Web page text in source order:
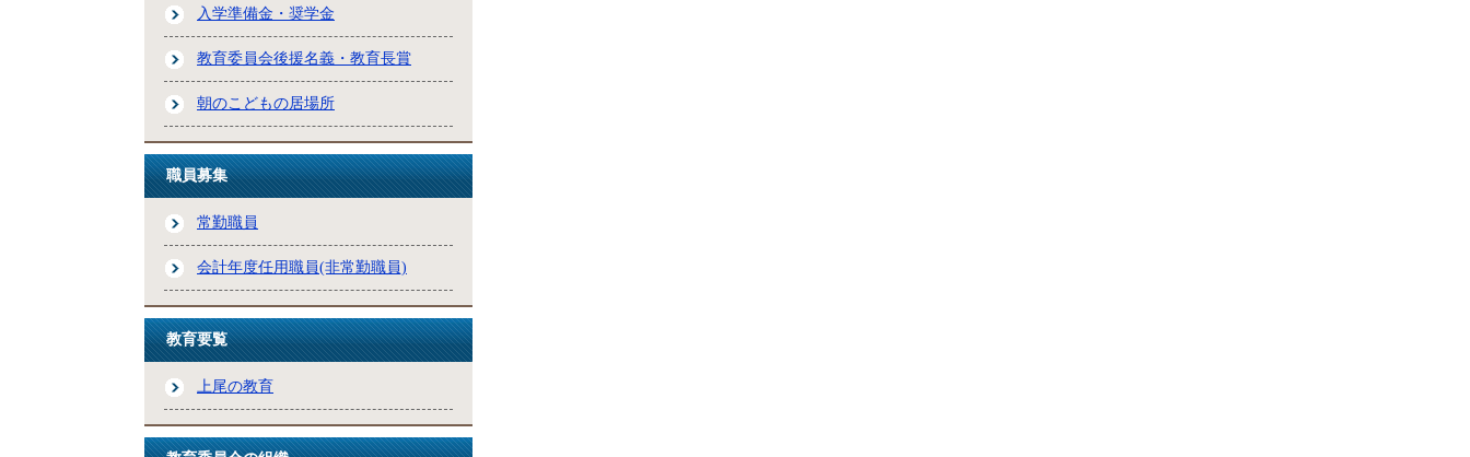
入学準備金・奨学金
教育委員会後援名義・教育長賞
朝のこどもの居場所
職員募集
常勤職員
会計年度任用職員(非常勤職員)
教育要覧
上尾の教育